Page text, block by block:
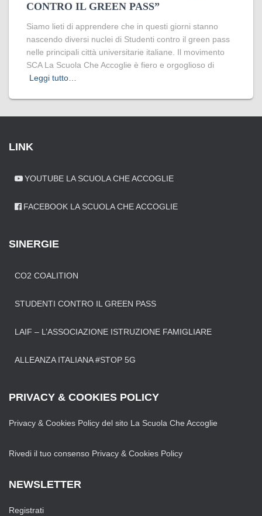
CONTRO IL GREEN PASS”
Siamo lieti di apprendere che in questi giorni stanno
nascendo diversi nuclei di Studenti contro il green pass
nelle principali città universitarie italiane. Il movimento
SCA La Scuola Che Accoglie è fiero e orgoglioso di
Leggi tutto…
LINK
YOUTUBE LA SCUOLA CHE ACCOGLIE
FACEBOOK LA SCUOLA CHE ACCOGLIE
SINERGIE
CO2 COALITION
STUDENTI CONTRO IL GREEN PASS
LAIF – L’ASSOCIAZIONE ISTRUZIONE FAMIGLIARE
ALLEANZA ITALIANA #STOP 5G
PRIVACY & COOKIES POLICY
Privacy & Cookies Policy del sito La Scuola Che Accoglie
Rivedi il tuo consenso Privacy & Cookies Policy
NEWSLETTER
Registrati